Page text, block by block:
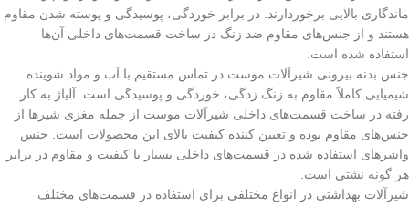
ماندگاری بالایی برخوردارند. در برابر خوردگی، پوسیدگی و پوسته شدن مقاوم
هستند و از جنس‌های مقاوم ضد زنگ در ساخت قسمت‌های داخلی آن‌ها
استفاده شده است.
جنس بدنه بیرونی شیرآلات موست در تماس مستقیم با آب و مواد شوینده
شیمیایی کاملاً مقاوم به زنگ زدگی، خوردگی و پوسیدگی است. آلیاژ به کار
رفته در ساخت قسمت‌های داخلی شیرآلات موست از جمله مغزی شیرها از
جنس‌های مقاوم بوده و تعیین کننده کیفیت بالای این محصولات است. جنس
واشرهای استفاده شده در قسمت‌های داخلی بسیار با کیفیت و مقاوم در برابر
هر گونه نشتی است.
شیرآلات بهداشتی در انواع مختلفی برای استفاده در قسمت‌های مختلف